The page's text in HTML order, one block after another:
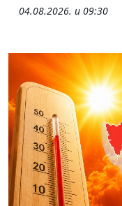
04.08.2026. u 09:30